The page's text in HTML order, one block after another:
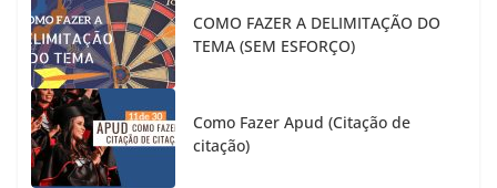
COMO FAZER A DELIMITAÇÃO DO
TEMA (SEM ESFORÇO)
Como Fazer Apud (Citação de
citação)